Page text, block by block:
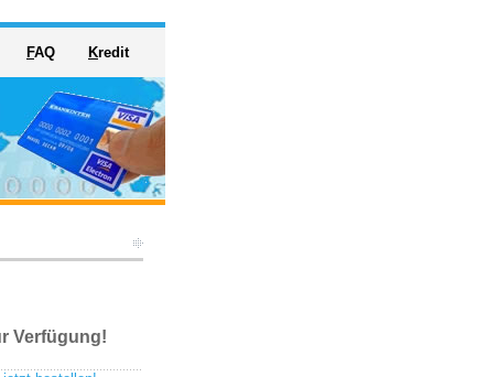
FAQ Kredit
Verfügung!